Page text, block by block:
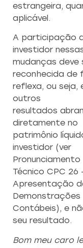
estrangeira,
aplicável.
A participação
investidor
mudanças deve
reconhecida de
reflexa, ou seja,
outros
resultados
diretamente no
patrimônio
investidor (ver
Pronunciamento
Técnico CPC 26
Apresentação
Demonstrações
Contábeis), e
seu resultado.
Bom meu caro